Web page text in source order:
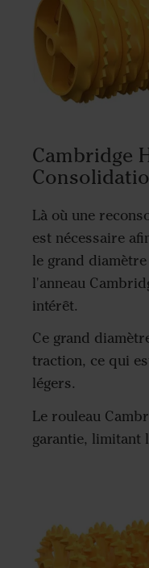
Cambridge
Là où une
est nécessaire
le grand
l'anneau
intérêt.
Ce grand
traction, ce qui
légers.
Le rouleau
garantie, limitant